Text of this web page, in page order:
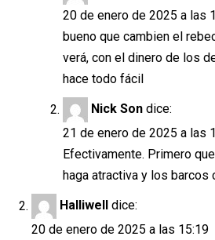
20 de enero de 2025 a las
bueno que cambien el
verá, con el dinero de los
hace todo fácil
Nick Son dice:
21 de enero de 2025 a las
Efectivamente. Primero
haga atractiva y los barcos
Halliwell
dice:
20 de enero de 2025 a las 15:19